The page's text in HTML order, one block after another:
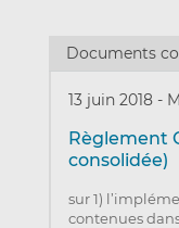
Documents
13 juin 2018 -
Règlement
consolidée)
sur 1)
contenues